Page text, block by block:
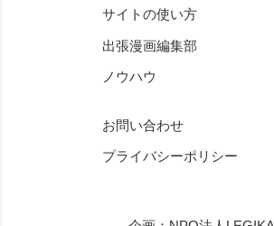
サイトの使い方
出張漫画編集部
ノウハウ
お問い合わせ
プライバシーポリシー